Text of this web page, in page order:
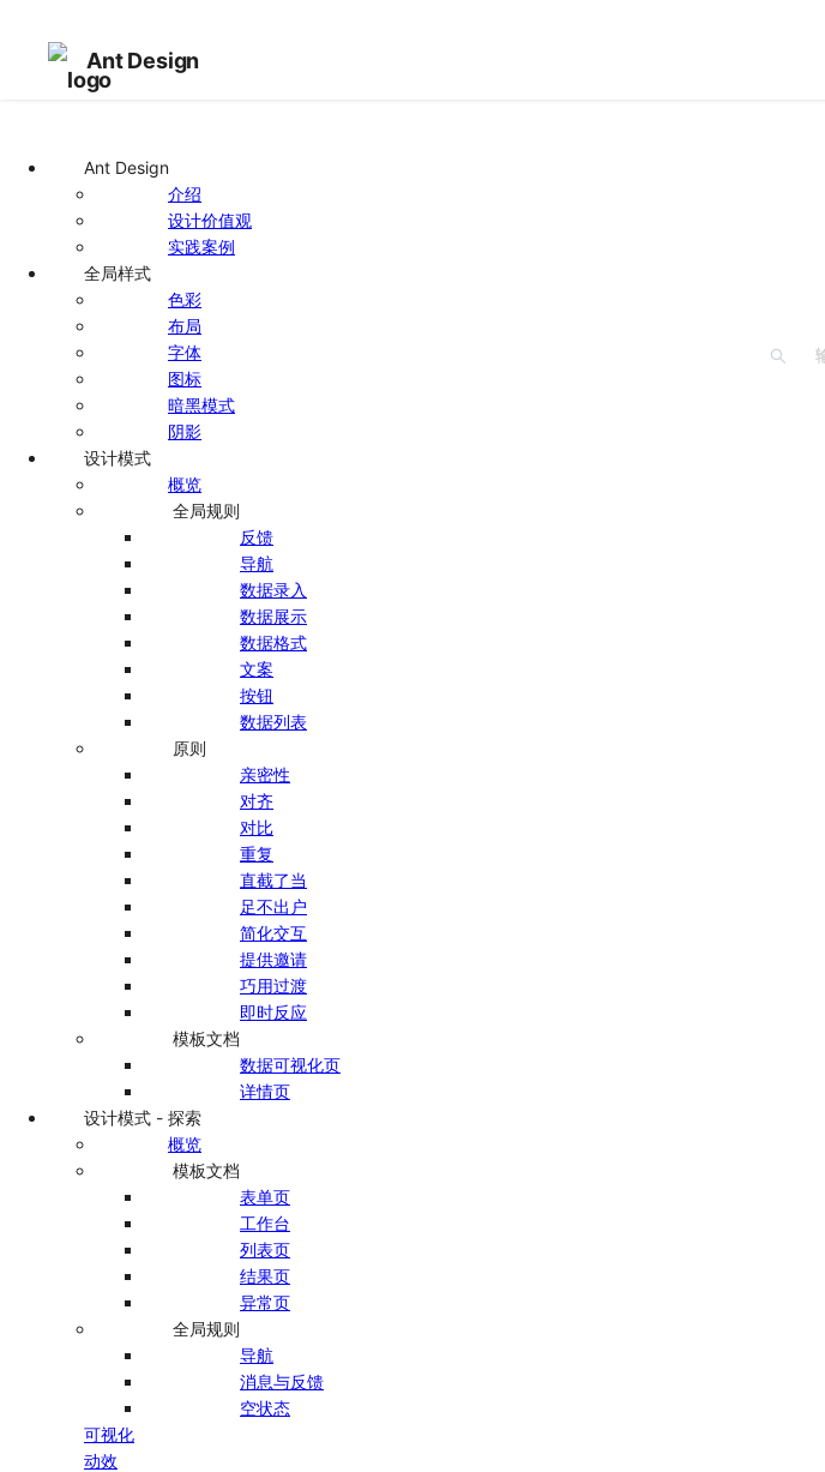
Ant Design
Ant Design
介绍
设计价值观
实践案例
全局样式
色彩
布局
字体
图标
暗黑模式
阴影
设计模式
概览
全局规则
反馈
导航
数据录入
数据展示
数据格式
文案
按钮
数据列表
原则
亲密性
对齐
对比
重复
直截了当
足不出户
简化交互
提供邀请
巧用过渡
即时反应
模板文档
数据可视化页
详情页
设计模式 - 探索
概览
模板文档
表单页
工作台
列表页
结果页
异常页
全局规则
导航
消息与反馈
空状态
可视化
动效